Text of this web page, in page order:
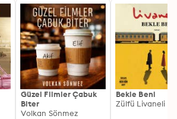
Güzel Filmler Çabuk
Biter
Volkan Sönmez
Bekle Beni
Zülfü Livaneli